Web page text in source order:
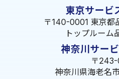
東京サービ
〒140-0001 東京都
トップルーム
神奈川サー
〒
神奈川県海老名